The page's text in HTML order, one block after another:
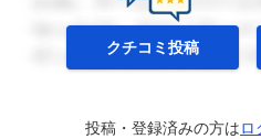
クチコミ投稿
投稿・登録済みの方はロ